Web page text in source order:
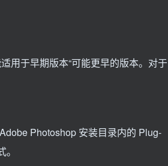
用于早期版本“可能更早的版本。对于
Photoshop 安装目录内的 Plug-